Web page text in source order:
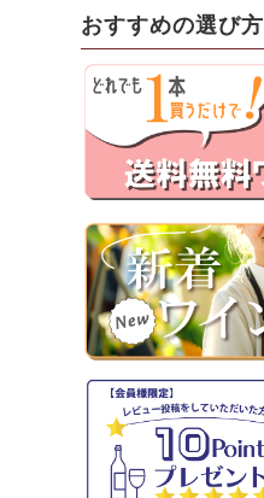
おすすめの選び方